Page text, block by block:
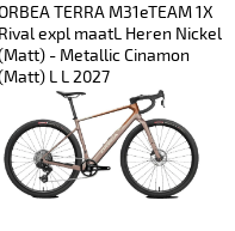
TERRA M31eTEAM 1X
Rival expl maatL Heren Nickel
- Metallic Cinamon
L L 2027